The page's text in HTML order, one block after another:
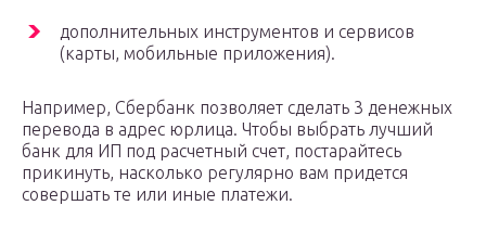
дополнительных инструментов и сервисов
(карты, мобильные приложения).
Например, Сбербанк позволяет сделать 3 денежных
перевода в адрес юрлица. Чтобы выбрать лучший
банк для ИП под расчетный счет, постарайтесь
прикинуть, насколько регулярно вам придется
совершать те или иные платежи.